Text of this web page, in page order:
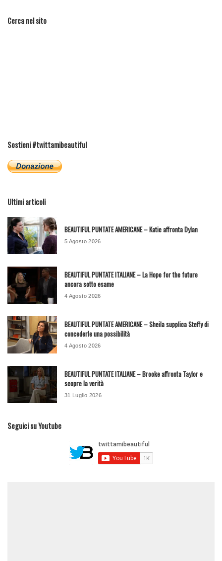
Cerca nel sito
Sostieni #twittamibeautiful
Ultimi articoli
BEAUTIFUL PUNTATE AMERICANE – Katie affronta Dylan
5 Agosto 2026
BEAUTIFUL PUNTATE ITALIANE – La Hope for the future
ancora sotto esame
4 Agosto 2026
BEAUTIFUL PUNTATE AMERICANE – Sheila supplica Steffy di
concederle una possibilità
4 Agosto 2026
BEAUTIFUL PUNTATE ITALIANE – Brooke affronta Taylor e
scopre la verità
31 Luglio 2026
Seguici su Youtube